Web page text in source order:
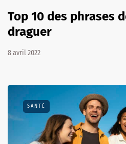
Top 10 des phrases
draguer
8 avril 2022
SANTÉ